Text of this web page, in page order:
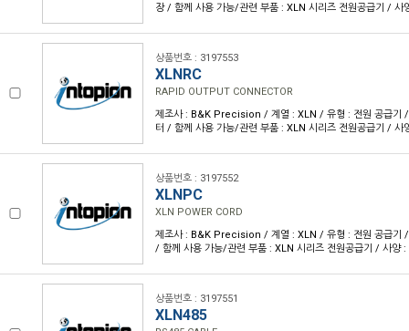
장 / 함께 사용 가능/관련 부품 : XLN 시리즈 전원공급기 / 사
상품번호 : 3197553
XLNRC
RAPID OUTPUT CONNECTOR
제조사 : B&K Precision / 계열 : XLN / 유형 : 전원 공급기 /
터 / 함께 사용 가능/관련 부품 : XLN 시리즈 전원공급기 / 사
상품번호 : 3197552
XLNPC
XLN POWER CORD
제조사 : B&K Precision / 계열 : XLN / 유형 : 전원 공급기 /
/ 함께 사용 가능/관련 부품 : XLN 시리즈 전원공급기 / 사양 :
상품번호 : 3197551
XLN485